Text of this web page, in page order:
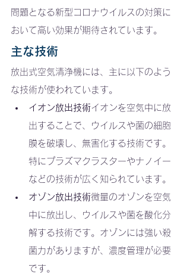
問題となる新型コロナウイルスの対策に
おいて高い効果が期待されています。
主な技術
放出式空気清浄機には、主に以下のよう
な技術が使われています。
イオン放出技術イオンを空気中に放
出することで、ウイルスや菌の細胞
膜を破壊し、無害化する技術です。
特にプラズマクラスターやナノイー
などの技術が広く知られています。
オゾン放出技術微量のオゾンを空気
中に放出し、ウイルスや菌を酸化分
解する技術です。オゾンには強い殺
菌力がありますが、濃度管理が必要
です。